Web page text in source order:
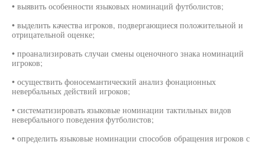
• выявить особенности языковых номинаций футболистов;
• выделить качества игроков, подвергающиеся положительной и
отрицательной оценке;
• проанализировать случаи смены оценочного знака номинаций
игроков;
• осуществить фоносемантический анализ фонационных
невербальных действий игроков;
• систематизировать языковые номинации тактильных видов
невербального поведения футболистов;
• определить языковые номинации способов обращения игроков с